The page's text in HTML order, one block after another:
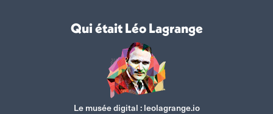
Qui était Léo Lagrange
Le musée digital : leolagrange.io